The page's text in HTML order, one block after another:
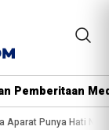
Pemberitaan
Nurani Massa